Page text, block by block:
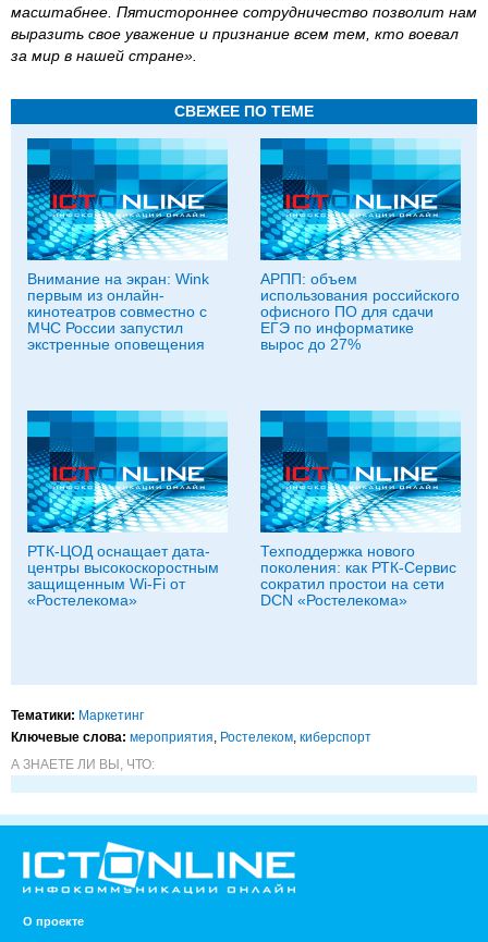
масштабнее. Пятистороннее сотрудничество позволит нам
выразить свое уважение и признание всем тем, кто воевал
за мир в нашей стране».
СВЕЖЕЕ ПО ТЕМЕ
Внимание на экран: Wink
первым из онлайн-
кинотеатров совместно с
МЧС России запустил
экстренные оповещения
АРПП: объем
использования российского
офисного ПО для сдачи
ЕГЭ по информатике
вырос до 27%
РТК-ЦОД оснащает дата-
центры высокоскоростным
защищенным Wi-Fi от
«Ростелекома»
Техподдержка нового
поколения: как РТК-Сервис
сократил простои на сети
DCN «Ростелекома»
Тематики: Маркетинг
Ключевые слова: мероприятия, Ростелеком, киберспорт
А ЗНАЕТЕ ЛИ ВЫ, ЧТО:
О проекте